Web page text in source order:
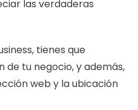
las verdaderas
tienes que
tu negocio, y además,
web y la ubicación